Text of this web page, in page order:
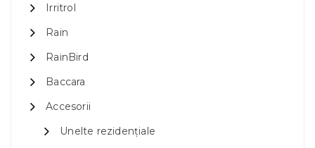
Irritrol
Rain
RainBird
Baccara
Accesorii
Unelte rezidențiale